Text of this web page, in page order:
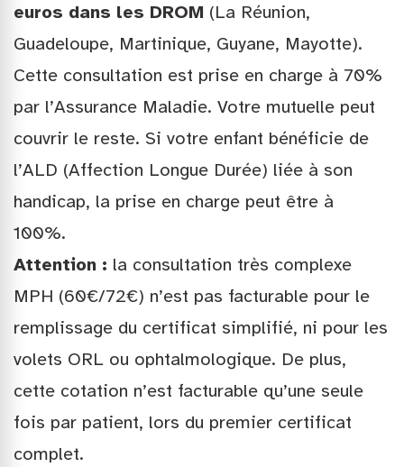
euros dans les DROM (La Réunion,
Guadeloupe, Martinique, Guyane, Mayotte).
Cette consultation est prise en charge à 70%
par l’Assurance Maladie. Votre mutuelle peut
couvrir le reste. Si votre enfant bénéficie de
l’ALD (Affection Longue Durée) liée à son
handicap, la prise en charge peut être à
100%.
Attention : la consultation très complexe
MPH (60€/72€) n’est pas facturable pour le
remplissage du certificat simplifié, ni pour les
volets ORL ou ophtalmologique. De plus,
cette cotation n’est facturable qu’une seule
fois par patient, lors du premier certificat
complet.